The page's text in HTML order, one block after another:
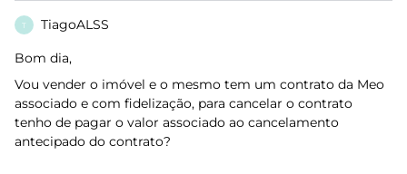
T TiagoALSS
Bom dia,
Vou vender o imóvel e o mesmo tem um contrato da Meo
associado e com fidelização, para cancelar o contrato
tenho de pagar o valor associado ao cancelamento
antecipado do contrato?